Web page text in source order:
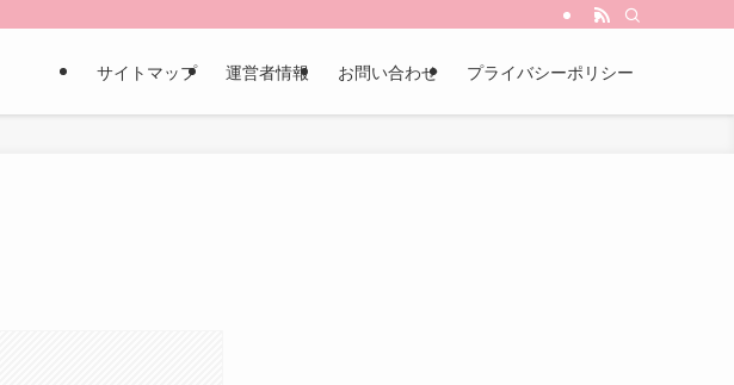
サイトマップ 運営者情報 お問い合わせ プライバシーポリシー